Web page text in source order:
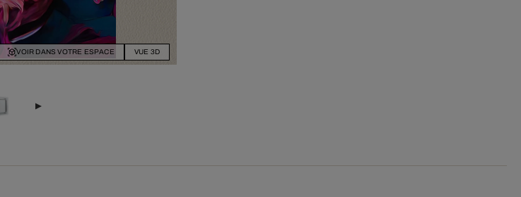
VOIR DANS VOTRE ESPACE VUE 3D